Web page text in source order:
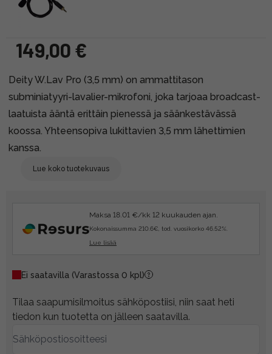
149,00 €
Deity W.Lav Pro (3,5 mm) on ammattitason
subminiatyyri-lavalier-mikrofoni, joka tarjoaa broadcast-
laatuista ääntä erittäin pienessä ja säänkestävässä
koossa. Yhteensopiva lukittavien 3,5 mm lähettimien
kanssa.
Lue koko tuotekuvaus
Maksa 18.01 €/kk 12 kuukauden ajan.
Kokonaissumma 210.6€, tod. vuosikorko 46.52%.
Lue lisää
Ei saatavilla (Varastossa 0 kpl)
Tilaa saapumisilmoitus sähköpostiisi, niin saat heti
tiedon kun tuotetta on jälleen saatavilla.